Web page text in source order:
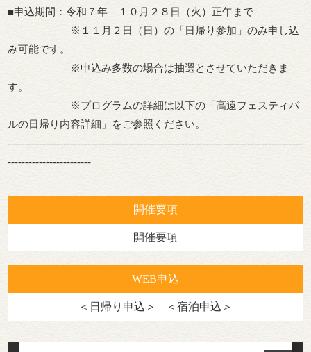
■申込期間：令和７年 １０月２８日（火）正午まで
※１１月２日（日）の「日帰り参加」のみ申し込
み可能です。
※申込み多数の場合は抽選とさせていただきま
す。
※プログラムの詳細は以下の「高遠フェスティバ
ルの日帰り内容詳細」をご参照ください。
-------------------------------------------------------------------------------------
------------------------
開催要項
開催要項
WEB申込
＜日帰り申込＞ ＜宿泊申込＞